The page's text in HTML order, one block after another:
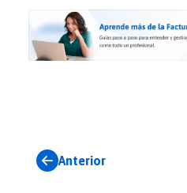
Anterior